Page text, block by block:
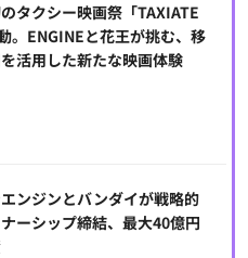
タクシー映画祭「TAXIATE
。ENGINEと花王が挑む、移
活用した新たな映画体験
ンジンとバンダイが戦略的
ーシップ締結、最大40億円